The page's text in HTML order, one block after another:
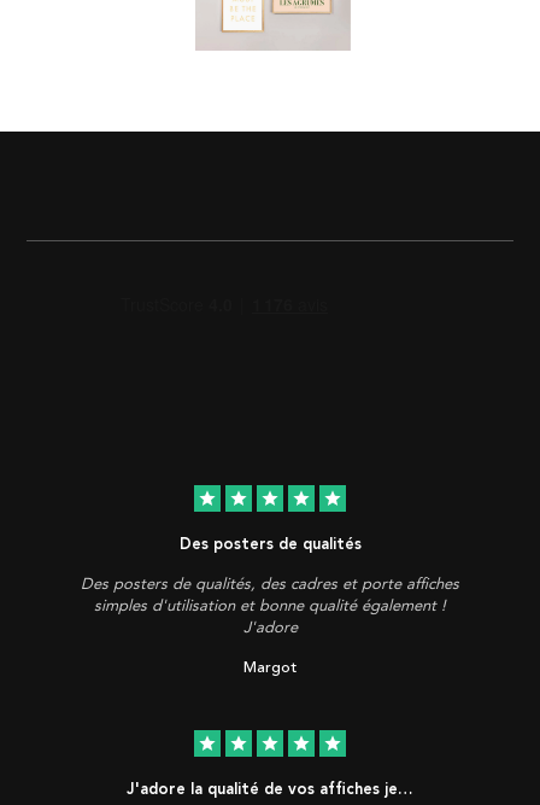
star star star star star
Des posters de qualités
Des posters de qualités, des cadres et porte affiches
simples d'utilisation et bonne qualité également !
J'adore
Margot
star star star star star
J'adore la qualité de vos affiches je…